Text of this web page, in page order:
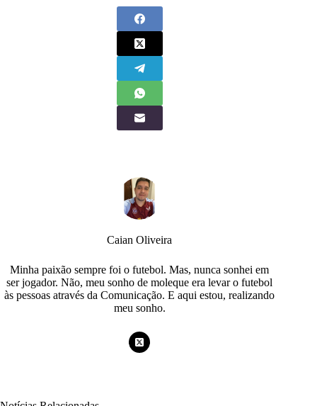
Caian Oliveira
Minha paixão sempre foi o futebol. Mas, nunca sonhei em
ser jogador. Não, meu sonho de moleque era levar o futebol
às pessoas através da Comunicação. E aqui estou, realizando
meu sonho.